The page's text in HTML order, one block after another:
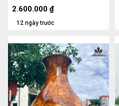
12 ngày trước
2.600.000 ₫